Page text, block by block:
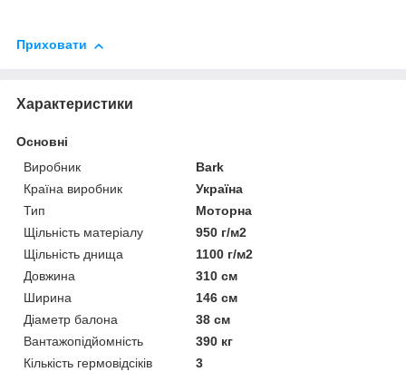
Приховати
Характеристики
Основні
Виробник
Bark
Країна виробник
Україна
Тип
Моторна
Щільність матеріалу
950 г/м2
Щільність днища
1100 г/м2
Довжина
310 см
Ширина
146 см
Діаметр балона
38 см
Вантажопідйомність
390 кг
Кількість гермовідсіків
3